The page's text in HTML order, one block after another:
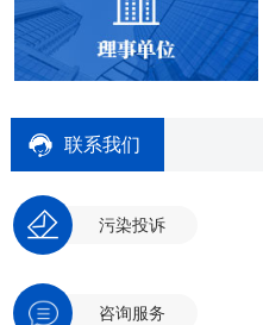
联系我们
污染投诉
咨询服务